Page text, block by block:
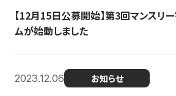
【12月15日公募開始】第3回マンスリ
ムが始動しました
2023.12.06 お知らせ